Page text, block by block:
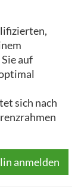
auf
sich nach
anmelden